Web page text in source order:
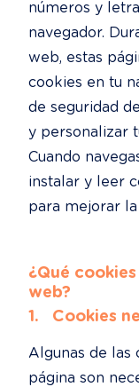
números y
navegador.
web, estas
cookies en tu
de seguridad
y personalizar
Cuando
instalar y leer
para mejorar
¿Qué
web?
1.   Cookies
Algunas de las
página son